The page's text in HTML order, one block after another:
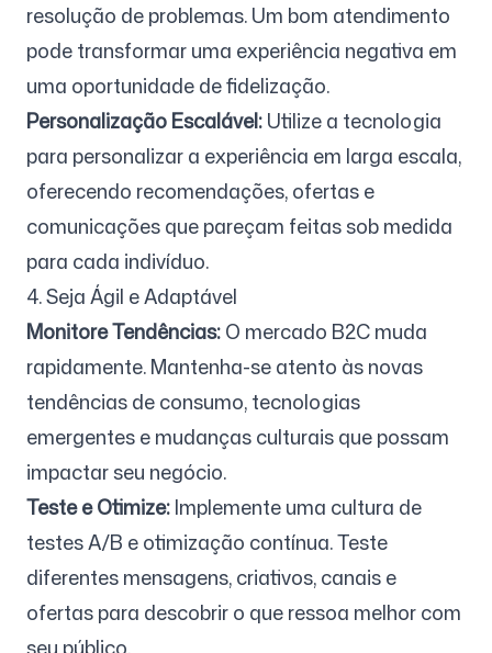
resolução de problemas. Um bom atendimento
pode transformar uma experiência negativa em
uma oportunidade de fidelização.
Personalização Escalável:Utilize a tecnologia
para personalizar a experiência em larga escala,
oferecendo recomendações, ofertas e
comunicações que pareçam feitas sob medida
para cada indivíduo.
4. Seja Ágil e Adaptável
Monitore Tendências:O mercado B2C muda
rapidamente. Mantenha-se atento às novas
tendências de consumo, tecnologias
emergentes e mudanças culturais que possam
impactar seu negócio.
Teste e Otimize:Implemente uma cultura de
testes A/B e otimização contínua. Teste
diferentes mensagens, criativos, canais e
ofertas para descobrir o que ressoa melhor com